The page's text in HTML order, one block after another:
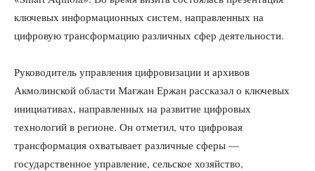
ключевых информационных систем, направленных на
цифровую трансформацию различных сфер деятельности.
Руководитель управления цифровизации и архивов
Акмолинской области Мағжан Ержан рассказал о ключевых
инициативах, направленных на развитие цифровых
технологий в регионе. Он отметил, что цифровая
трансформация охватывает различные сферы —
государственное управление, сельское хозяйство,